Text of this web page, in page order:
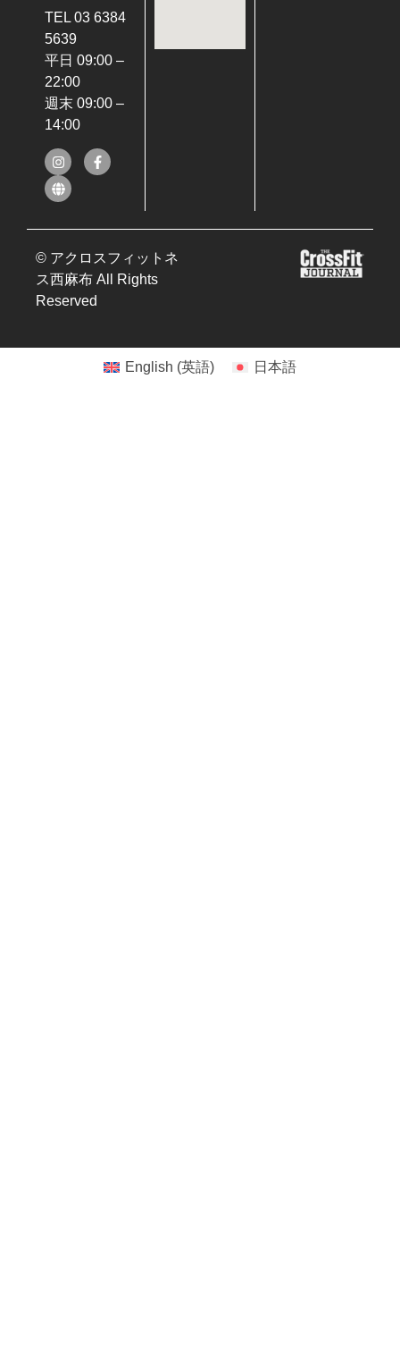
TEL 03 6384
5639
平日 09:00 –
22:00
週末 09:00 –
14:00
© アクロスフィットネ
ス西麻布 All Rights
Reserved
English (英語) 日本語